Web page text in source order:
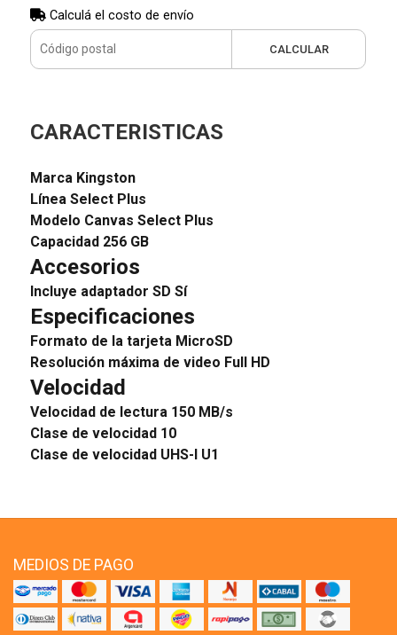
Calculá el costo de envío
CALCULAR
CARACTERISTICAS
Marca Kingston
Línea Select Plus
Modelo Canvas Select Plus
Capacidad 256 GB
Accesorios
Incluye adaptador SD Sí
Especificaciones
Formato de la tarjeta MicroSD
Resolución máxima de video Full HD
Velocidad
Velocidad de lectura 150 MB/s
Clase de velocidad 10
Clase de velocidad UHS-I U1
MEDIOS DE PAGO